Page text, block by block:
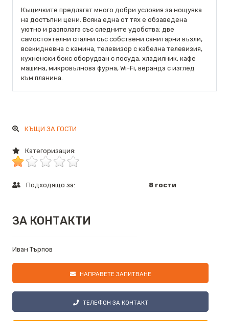
Къщичките предлагат много добри условия за нощувка
на достъпни цени. Всяка една от тях е обзаведена
уютно и разполага със следните удобства: две
самостоятелни спални със собствени санитарни възли,
всекидневна с камина, телевизор с кабелна телевизия,
кухненски бокс оборудван с посуда, хладилник, кафе
машина, микровълнова фурна, Wi-Fi, веранда с изглед
към планина.
КЪЩИ ЗА ГОСТИ
Категоризация:
Подходящо за: 8 гости
ЗА КОНТАКТИ
Иван Търпов
НАПРАВЕТЕ ЗАПИТВАНЕ
ТЕЛЕФОН ЗА КОНТАКТ